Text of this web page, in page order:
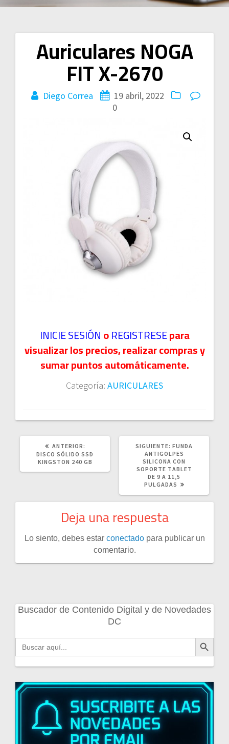
Auriculares NOGA
FIT X-2670
Diego Correa
19 abril, 2022
0
INICIE SESIÓNoREGISTRESEpara
visualizar los precios, realizar compras y
sumar puntos automáticamente.
Categoría: AURICULARES
Navegación
de
entradas
ANTERIOR:
ANTERIOR:
DISCO SÓLIDO SSD
KINGSTON 240 GB
SIGUIENTE: SIGUIENTE
POST:
FUNDA
ANTIGOLPES
SILICONA CON
SOPORTE TABLET
DE 9 A 11,5
PULGADAS
Deja una respuesta
Lo siento, debes estar conectadopara publicar un
comentario.
Buscador de Contenido Digital y de Novedades
DC
Buscar: Botón de búsqueda